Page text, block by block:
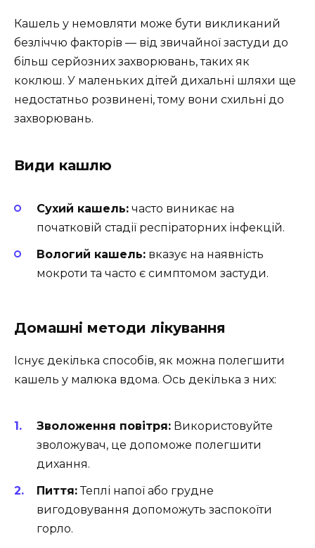
Кашель у немовляти може бути викликаний
безліччю факторів — від звичайної застуди до
більш серйозних захворювань, таких як
коклюш. У маленьких дітей дихальні шляхи ще
недостатньо розвинені, тому вони схильні до
захворювань.
Види кашлю
Сухий кашель: часто виникає на
початковій стадії респіраторних інфекцій.
Вологий кашель: вказує на наявність
мокроти та часто є симптомом застуди.
Домашні методи лікування
Існує декілька способів, як можна полегшити
кашель у малюка вдома. Ось декілька з них:
Зволоження повітря: Використовуйте
зволожувач, це допоможе полегшити
дихання.
Пиття:Теплі напої або грудне
вигодовування допоможуть заспокоїти
горло.